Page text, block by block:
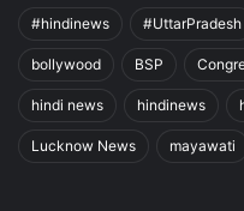
#hindinews #UttarPradesh
bollywood BSP
hindi news hindinews
Lucknow News mayawati